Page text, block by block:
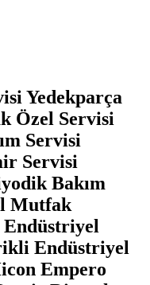
Yedekparça
Özel Servisi
Servisi
Servisi
Bakım
Mutfak
Endüstriyel
Endüstriyel
Empero